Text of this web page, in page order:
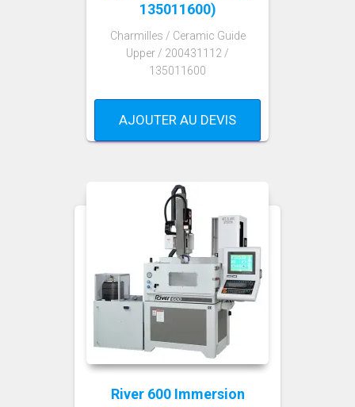
135011600)
Charmilles / Ceramic Guide
Upper / 200431112 /
135011600
AJOUTER AU DEVIS
River 600 Immersion